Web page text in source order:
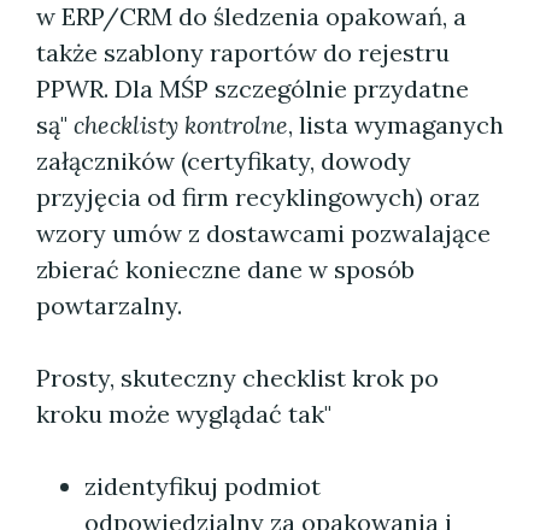
w ERP/CRM do śledzenia opakowań, a
także szablony raportów do rejestru
PPWR. Dla MŚP szczególnie przydatne
są" checklisty kontrolne, lista wymaganych
załączników (certyfikaty, dowody
przyjęcia od firm recyklingowych) oraz
wzory umów z dostawcami pozwalające
zbierać konieczne dane w sposób
powtarzalny.
Prosty, skuteczny checklist krok po
kroku może wyglądać tak"
zidentyfikuj podmiot
odpowiedzialny za opakowania i